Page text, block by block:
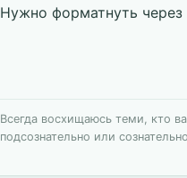
Нужно форматнуть через
Всегда восхищаюсь теми, кто
подсознательно или